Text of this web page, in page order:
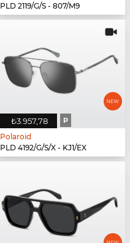
PLD 2119/G/S - 807/M9
₺3.957,78 P
Polaroid
PLD 4192/G/S/X - KJ1/EX